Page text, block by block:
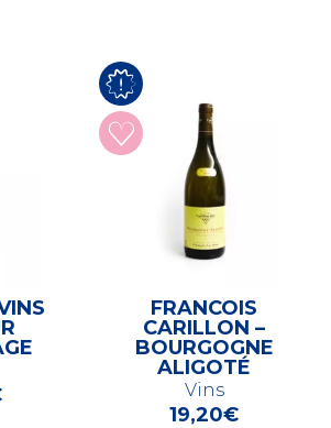
FRANCOIS
CARILLON –
BOURGOGNE
ALIGOTÉ
Vins
19,20€